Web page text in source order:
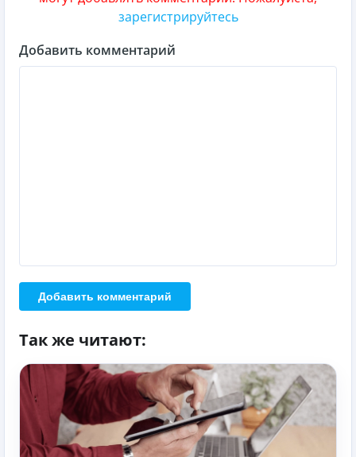
зарегистрируйтесь
Добавить комментарий
Добавить комментарий
Так же читают: